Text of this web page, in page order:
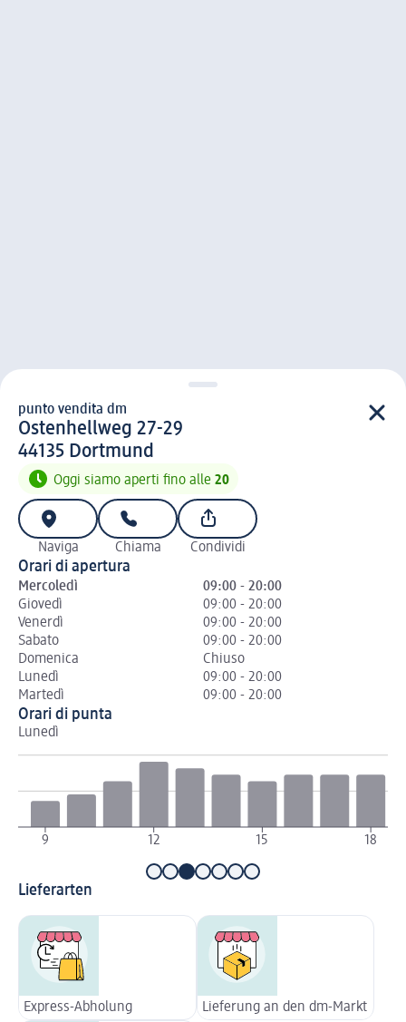
punto vendita d m
punto vendita dm
Ostenhellweg 27-29
4 4 1 3 5
44135 Dortmund
Oggi siamo aperti fino alle 20
Naviga Chiama Condividi
Orari di apertura
Mercoledì
09:00 - 20:00
Giovedì
09:00 - 20:00
Venerdì
09:00 - 20:00
Sabato
09:00 - 20:00
Domenica
Chiuso
Lunedì
09:00 - 20:00
Martedì
09:00 - 20:00
Orari di punta
Lunedì
9 12 15 18
Lieferarten
Express-Abholung Lieferung an den dm-Markt